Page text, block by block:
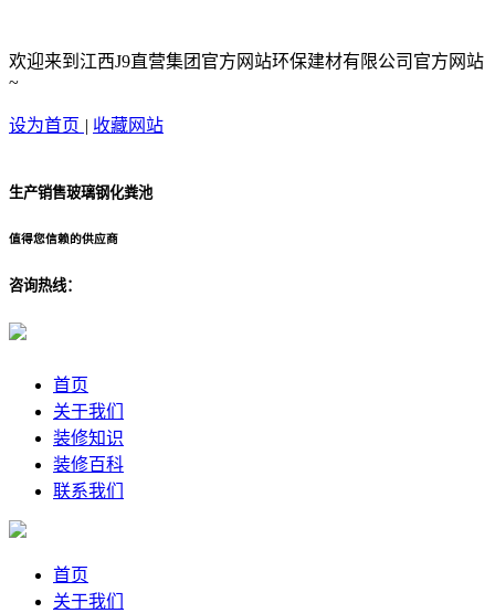
欢迎来到江西J9直营集团官方网站环保建材有限公司官方网站
~
设为首页 | 收藏网站
生产销售玻璃钢化粪池
值得您信赖的供应商
咨询热线：
首页
关于我们
装修知识
装修百科
联系我们
首页
关于我们